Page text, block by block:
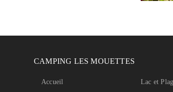
CAMPING LES MOUETTES
Accueil
Lac et